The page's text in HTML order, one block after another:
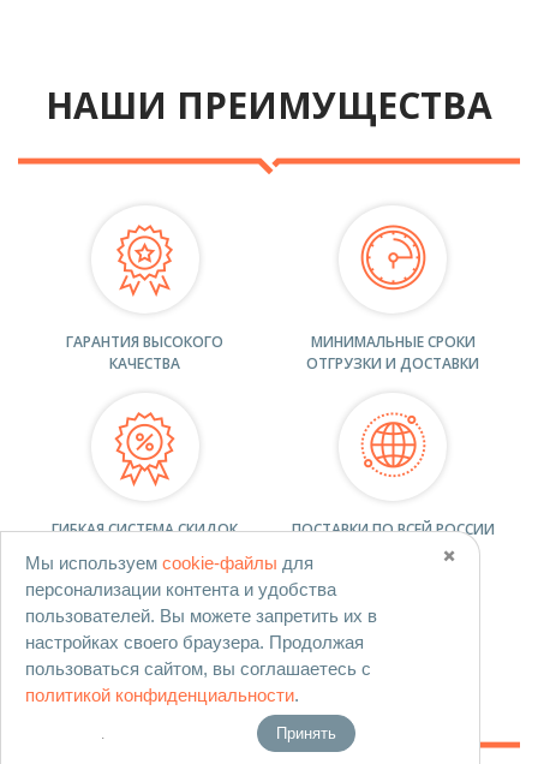
НАШИ ПРЕИМУЩЕСТВА
ГАРАНТИЯ ВЫСОКОГО
КАЧЕСТВА
МИНИМАЛЬНЫЕ СРОКИ
ОТГРУЗКИ И ДОСТАВКИ
ГИБКАЯ СИСТЕМА СКИДОК ПОСТАВКИ ПО ВСЕЙ РОССИИ
КАК ЗАКАЗАТЬ
МЕТАЛЛОПРОКАТ?
✖️
Мы используем cookie-файлы для
персонализации контента и удобства
пользователей. Вы можете запретить их в
настройках своего браузера. Продолжая
пользоваться сайтом, вы соглашаетесь с
политикой конфиденциальности.
Принять